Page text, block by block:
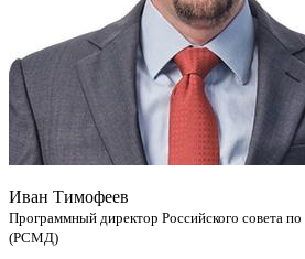
Иван Тимофеев
Программный директор Российского совета
(РСМД)